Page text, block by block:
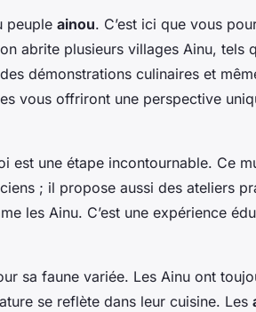
peuple ainou. C’est ici que vous
abrite plusieurs villages Ainu, tels
démonstrations culinaires et
vous offriront une perspective
est une étape incontournable. Ce
; il propose aussi des ateliers
les Ainu. C’est une expérience
sa faune variée. Les Ainu ont
se reflète dans leur cuisine. Les